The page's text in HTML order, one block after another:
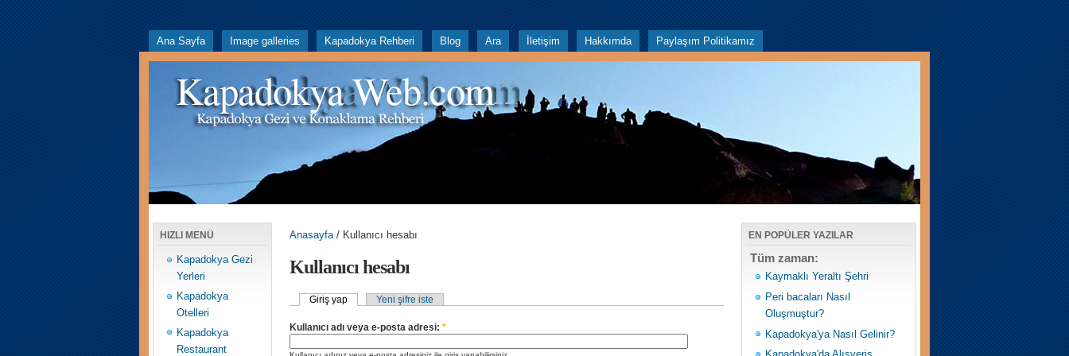
Ana Sayfa Image galleries Kapadokya Rehberi Blog Ara İletişim Hakkımda Paylaşım Politikamız
Kapadokya Web.com
HIZLI MENÜ
Kapadokya Gezi
Yerleri
Kapadokya
Otelleri
Kapadokya
Restaurant
Anasayfa/ Kullanıcı hesabı
Kullanıcı hesabı
Giriş yap Yeni şifre iste
Kullanıcı adı veya e-posta adresi: *
EN POPÜLER YAZILAR
Tüm zaman:
Kaymaklı Yeraltı Şehri
Peri bacaları Nasıl
Oluşmuştur?
Kapadokya'ya Nasıl Gelinir?